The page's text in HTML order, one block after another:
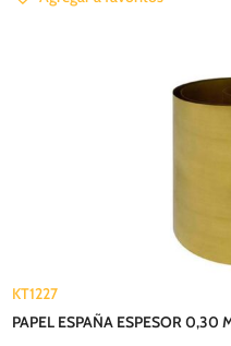
KT1227
PAPEL ESPAÑA ESPESOR 0,30